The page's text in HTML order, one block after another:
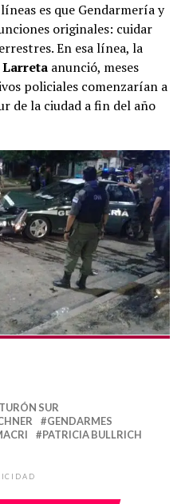
es que Gendarmería y
originales: cuidar
En esa línea, la
anunció, meses
policiales comenzarían a
de la ciudad a fin del año
SUR
GENDARMES
PATRICIA BULLRICH